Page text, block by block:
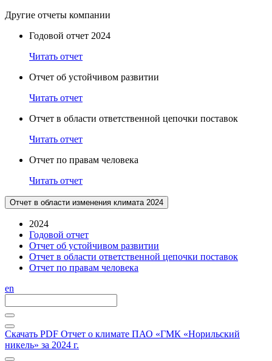
Другие отчеты компании
Годовой отчет 2024
Читать отчет
Отчет об устойчивом развитии
Читать отчет
Отчет в области ответственной цепочки поставок
Читать отчет
Отчет по правам человека
Читать отчет
Отчет в области изменения климата 2024
2024
Годовой отчет
Отчет об устойчивом развитии
Отчет в области ответственной цепочки поставок
Отчет по правам человека
en
Скачать PDF Отчет о климате ПАО «ГМК «Норильский
никель» за 2024 г.